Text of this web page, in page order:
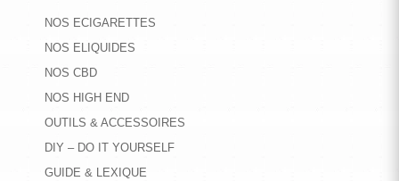
NOS ECIGARETTES
NOS ELIQUIDES
NOS CBD
NOS HIGH END
OUTILS & ACCESSOIRES
DIY – DO IT YOURSELF
GUIDE & LEXIQUE